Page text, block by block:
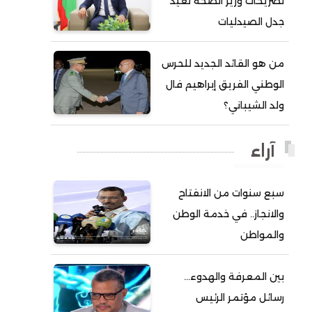
أحمد ولد آبه
أحمد ولد الديه
أحمد ولد السالك
أحمد ولد باهيه
أحمد ولد داداه
أحمد ولد علال
أحمد ولد محمد ديدي
أحمد ولد يحيى
جدل الصيدليات
من هو القائد الجديد للحرس
الوطني الفريق إبراهيم فال
ولد الشيباني؟
آراء
سبع سنوات من الانفتاح
والانجاز.. في خدمة الوطن
والمواطن
بين المعرفة والهدوء…
رسائل مؤتمر الرئيس